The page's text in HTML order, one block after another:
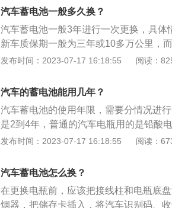
车，车程最好在20分钟以上，便于车辆
车的车窗和天窗的开关是靠电瓶供电，
熄火后关闭，甚至离车后使用长按锁车
行定期检测是延长汽车电瓶使用寿命的
刷清理电池正、负极上的粉尘和腐蚀物
汽车蓄电池一般多久换？
汽车蓄电池一般3年进行一次更换，具体
新车质保期一般为三年或10多万公里，
2、影响因素：汽车蓄电池的寿命和车况
一种，它的工作原理就是把化学能转化
常使用寿命在1~8年不等。
发布时间：2023-07-17 16:18:55 阅读：
汽车的蓄电池能用几年？
汽车蓄电池的使用年限，需要分情况进
是2到4年，普通的汽车电瓶用的是铅酸
2、带自动启停功能的车子配用的是专用
到8年。延长电瓶使用寿命的方法如下：
内所有的车载电器和电瓶之间的连接断
况。2、尽量不要在熄火的状态下使用
发布时间：2023-07-17 16:18:55 阅读：
汽车蓄电池怎么换？
在更换电瓶前，应该把接线柱和电瓶底
烟器，把储存卡插入，将汽车识别码、